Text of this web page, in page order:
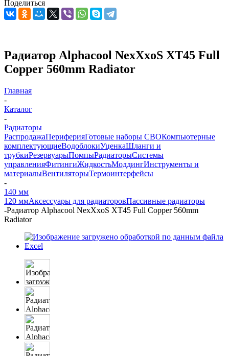
Поделиться
Радиатор Alphacool NexXxoS XT45 Full
Copper 560mm Radiator
Главная
-
Каталог
-
Радиаторы
РаспродажаПериферияГотовые наборы СВОКомпьютерные
комплектующиеВодоблокиУценкаШланги и
трубкиРезервуарыПомпыРадиаторыСистемы
управленияФитингиЖидкостьМоддингИнструменты и
материалыВентиляторыТермоинтерфейсы
-
140 мм
120 ммАксессуары для радиаторовПассивные радиаторы
-Радиатор Alphacool NexXxoS XT45 Full Copper 560mm
Radiator